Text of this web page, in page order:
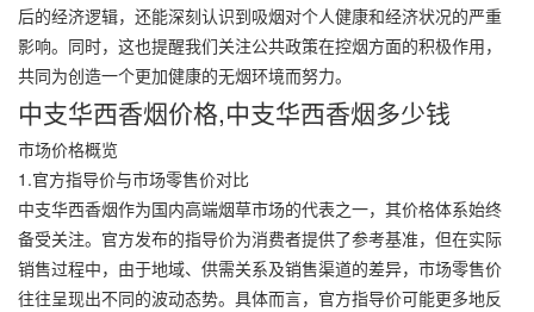
后的经济逻辑，还能深刻认识到吸烟对个人健康和经济状况的严重
影响。同时，这也提醒我们关注公共政策在控烟方面的积极作用，
共同为创造一个更加健康的无烟环境而努力。
中支华西香烟价格,中支华西香烟多少钱
市场价格概览
1.官方指导价与市场零售价对比
中支华西香烟作为国内高端烟草市场的代表之一，其价格体系始终
备受关注。官方发布的指导价为消费者提供了参考基准，但在实际
销售过程中，由于地域、供需关系及销售渠道的差异，市场零售价
往往呈现出不同的波动态势。具体而言，官方指导价可能更多地反